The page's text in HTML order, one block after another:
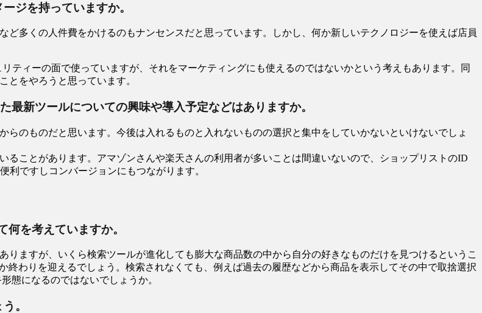
ジを持っていますか。
多くの人件費をかけるのもナンセンスだと思っています。しかし、何か新しいテクノロジーを使えば店員
ティーの面で使っていますが、それをマーケティングにも使えるのではないかという考えもあります。同
とをやろうと思っています。
新ツールについての興味や導入予定などはありますか。
のものだと思います。今後は入れるものと入れないものの選択と集中をしていかないといけないでしょ
ることがあります。アマゾンさんや楽天さんの利用者が多いことは間違いないので、ショップリストのID
利ですしコンバージョンにもつながります。
を考えていますか。
ますが、いくら検索ツールが進化しても膨大な商品数の中から自分の好きなものだけを見つけるというこ
わりを迎えるでしょう。検索されなくても、例えば過去の履歴などから商品を表示してその中で取捨選択
態になるのではないでしょうか。
。